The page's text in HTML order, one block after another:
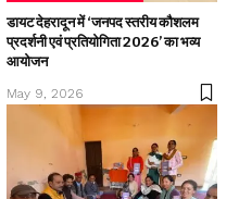
डायट देहरादून में ‘जनपद स्तरीय कौशलम
प्रदर्शनी एवं प्रतियोगिता 2026’ का भव्य
आयोजन
May 9, 2026